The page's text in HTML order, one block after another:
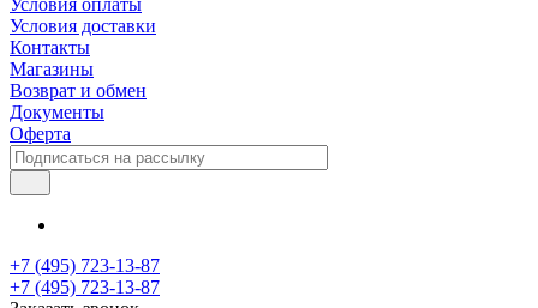
Условия доставки
Контакты
Магазины
Возврат и обмен
Документы
Оферта
+7 (495) 723-13-87
+7 (495) 723-13-87